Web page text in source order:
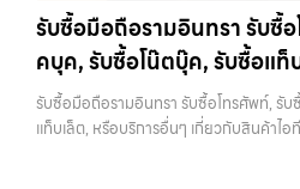
ใหม่ๆ เปลี่ยนรุ่นกันแทบทุกช่วงเวลา อุปก
ที่ไม่ได้ใช้งานอยู่เฉยๆ เว็บไซต์ของเราจึงเ
สามารถเปลี่ยนอุปกรณ์ที่ไม่ใช้แล้วให้กลายเ
แท็บเล็ต, รับซื้อสินค้าไอทีกรุงเทพมหานคร
โซนเมืองหรือเขตชานเมือง เรามีทีมงานพ
รับซื้อมือถือรามอินทรา รับซื้
คบุค, รับซื้อโน๊ตบุ๊ค, รับซื้อแท็
เกี่ยวกับสินค้าไอที กรุงเทพฯ
วงจร
รับซื้อมือถือรามอินทรา รับซื้อโทรศัพท์, รั
แท็บเล็ต, หรือบริการอื่นๆ เกี่ยวกับสินค้าไอ